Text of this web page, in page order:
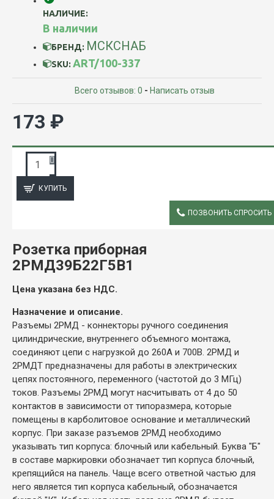
НАЛИЧИЕ:
В наличии
БРЕНД: МСКСНАБ
SKU: ART/100-337
Всего отзывов: 0 - Написать отзыв
173 ₽
КУПИТЬ
ПОЗВОНИТЬ СПРОСИТЬ
Розетка приборная
2РМД39Б22Г5В1
Цена указана без НДС.
Назначение и описание.
Разъемы 2РМД - коннекторы ручного соединения
цилиндрические, внутреннего объемного монтажа,
соединяют цепи с нагрузкой до 260А и 700В. 2РМД и
2РМДТ предназначены для работы в электрических
цепях постоянного, переменного (частотой до 3 МГц)
токов. Разъемы 2РМД могут насчитывать от 4 до 50
контактов в зависимости от типоразмера, которые
помещены в карболитовое основание и металлический
корпус. При заказе разъемов 2РМД необходимо
указывать тип корпуса: блочный или кабельный. Буква "Б"
в составе маркировки обозначает тип корпуса блочный,
крепящийся на панель. Чаще всего ответной частью для
него является тип корпуса кабельный, обозначается